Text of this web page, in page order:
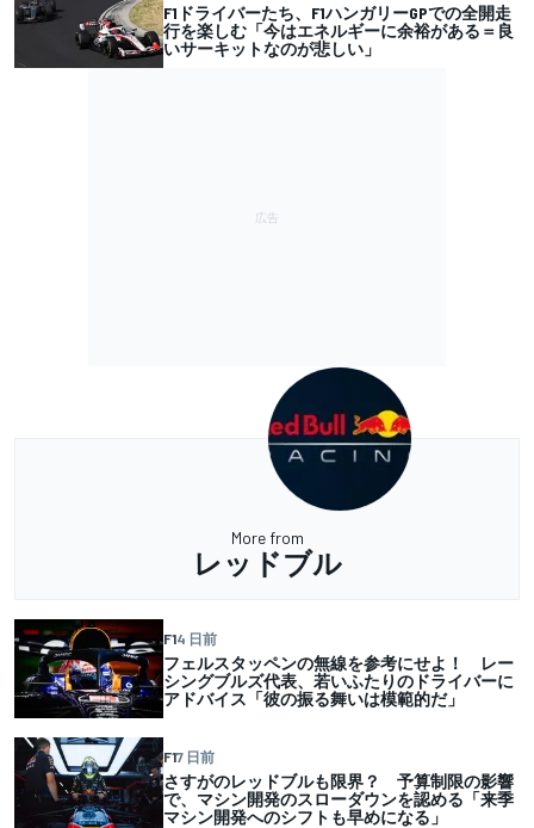
F1ドライバーたち、F1ハンガリーGPでの全開走
行を楽しむ「今はエネルギーに余裕がある＝良
いサーキットなのが悲しい」
More from
レッドブル
F14 日前
フェルスタッペンの無線を参考にせよ！ レー
シングブルズ代表、若いふたりのドライバーに
アドバイス「彼の振る舞いは模範的だ」
F17 日前
さすがのレッドブルも限界？ 予算制限の影響
で、マシン開発のスローダウンを認める「来季
マシン開発へのシフトも早めになる」